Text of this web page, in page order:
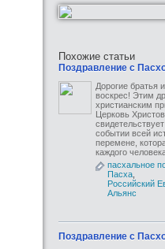
Похожие статьи
Поздравление с
Дорогие братья
воскрес! Этим
христианским
Церковь
событии всей
перемене,
каждого
пасхальное
Пасха
Российский
Альянс
Поздравление с